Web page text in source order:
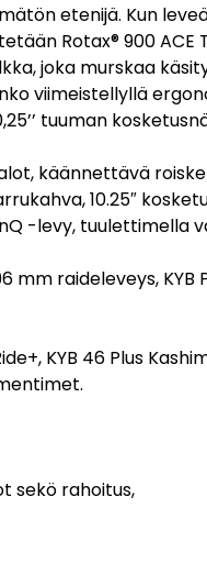
etenijä. Kun
Rotax® 900 ACE
joka murskaa
viimeistellyllä
tuuman
käännettävä
10.25″
-levy, tuulettimella
mm raideleveys, KYB
KYB 46 Plus
sekö rahoitus,